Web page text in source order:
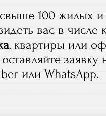
100 жилых и
вас в числе
, квартиры или
или WhatsApp.